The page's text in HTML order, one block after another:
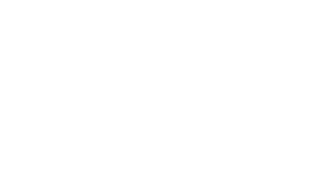
nach § 70